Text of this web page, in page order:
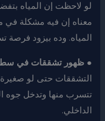
لو لاحظت إن المياه
معناه إن فيه مشكلة
المياه. وده بيزود فرصة
●ظهور تشققات في
التشققات حتى لو صغيرة
تتسرب منها وتدخل جوه
الداخلي.